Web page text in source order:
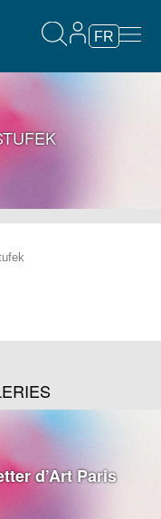
FR
d’Art Paris